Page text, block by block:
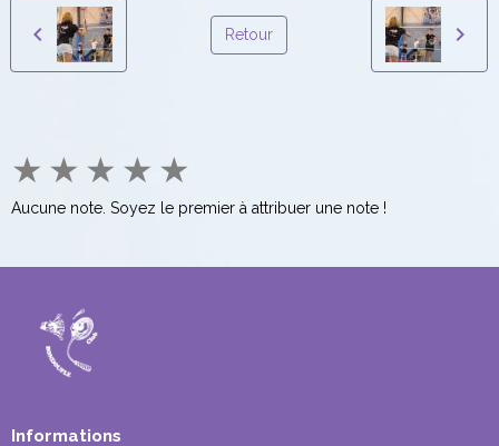
Retour
★ ★ ★ ★ ★
Aucune note. Soyez le premier à attribuer une note !
Informations